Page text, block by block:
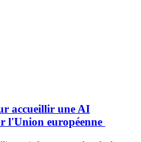
accueillir une AI
l'Union européenne